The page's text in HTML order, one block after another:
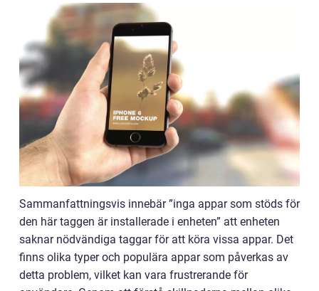
Sammanfattningsvis innebär ”inga appar som stöds för
den här taggen är installerade i enheten” att enheten
saknar nödvändiga taggar för att köra vissa appar. Det
finns olika typer och populära appar som påverkas av
detta problem, vilket kan vara frustrerande för